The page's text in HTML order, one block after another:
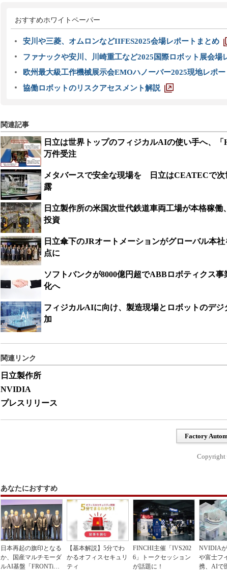
おすすめホワイトペーパー
安川や三菱、オムロンなどIIFES2025会場レポートまとめ
ファナックや安川、川崎重工など2025国際ロボット展会場
欧州最大級工作機械展示会EMOハノーバー2025現地レポ
協働ロボットのリスクアセスメント解説
関連記事
日立は世界トップのフィジカルAIの使い手へ、
万件受注
メタバースで安全な現場を 日立はCEATECで
露
日立製作所の米国次世代鉄道車両工場が本格稼働
投資
日立傘下のJRオートメーションがグローバル本
点に
ソフトバンクが8000億円超でABBロボティクス
化へ
フィジカルAIに向け、製造現場とロボットのデジ
加
関連リンク
日立製作所
NVIDIA
プレスリリース
Factory
Copyright
あなたにおすすめ
日本再起の旗印となる
か、国産マルチモーダ
ルAI基盤「FRONTi
【基本解説】5分でわ
かるオフィスセキュリ
ティ
FINCHI主催「IVS202
6」トークセッション
が話題に！
NVIDIA
や富士フ
携、AIで